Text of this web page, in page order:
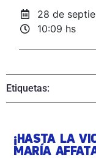
28 de
10:09 hs
Etiquetas:
¡HASTA LA
MARÍA